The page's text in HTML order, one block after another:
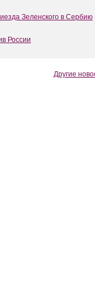
Зеленского в Сербию
России
Другие